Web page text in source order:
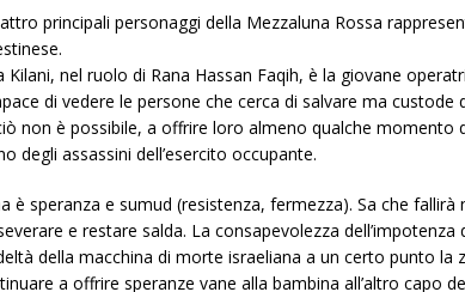
principali personaggi della Mezzaluna Rossa
Kilani, nel ruolo di Rana Hassan Faqih, è la giovane
di vedere le persone che cerca di salvare ma
non è possibile, a offrire loro almeno qualche momento
degli assassini dell’esercito occupante.
è speranza e sumud (resistenza, fermezza). Sa che
e restare salda. La consapevolezza
della macchina di morte israeliana a un certo punto la
a offrire speranze vane alla bambina all’altro capo